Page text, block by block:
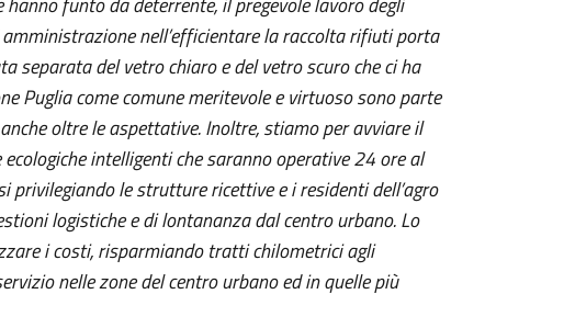
nell’efficientare la raccolta rifiuti porta
separata del vetro chiaro e del vetro scuro che ci ha
Puglia come comune meritevole e virtuoso sono parte
oltre le aspettative. Inoltre, stiamo per avviare il
intelligenti che saranno operative 24 ore al
le strutture ricettive e i residenti dell’agro
logistiche e di lontananza dal centro urbano. Lo
i costi, risparmiando tratti chilometrici agli
nelle zone del centro urbano ed in quelle più